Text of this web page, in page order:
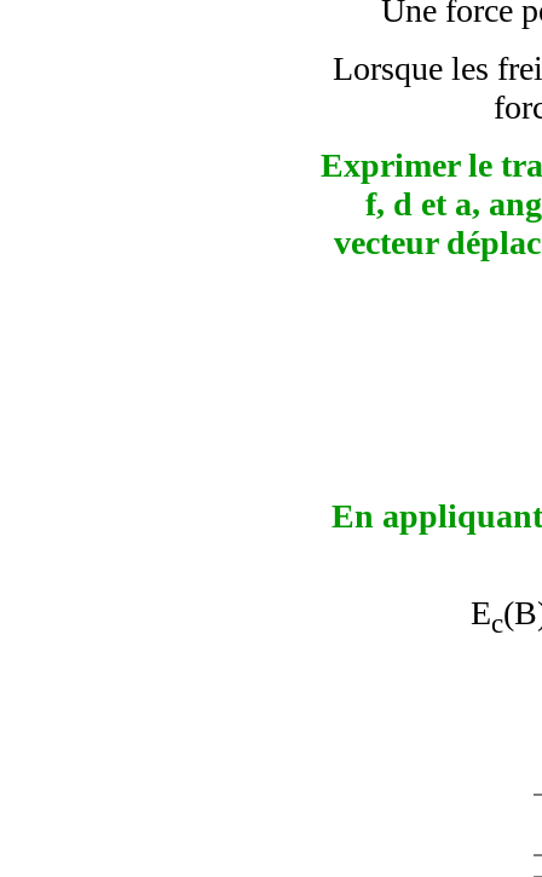
Une force
Lorsque les
Exprimer le
f, d et a,
vecteur
En
Ec